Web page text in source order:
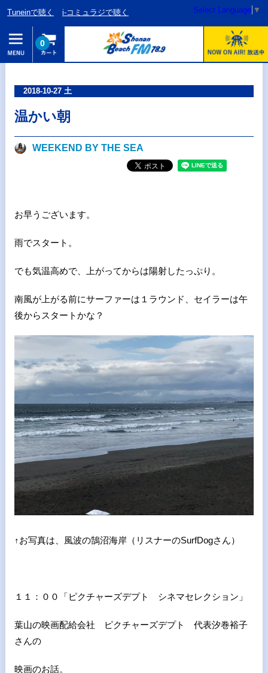
Tuneinで聴く i-コミュラジで聴く Select Language ▼
0
2018-10-27 土
温かい朝
WEEKEND BY THE SEA
お早うございます。
雨でスタート。
でも気温高めで、上がってからは陽射したっぷり。
南風が上がる前にサーファーは１ラウンド、セイラーは午
後からスタートかな？
↑お写真は、風波の鵠沼海岸（リスナーのSurfDogさん）
１１：００「ピクチャーズデプト シネマセレクション」
葉山の映画配給会社 ピクチャーズデプト 代表汐巻裕子
さんの
映画のお話。